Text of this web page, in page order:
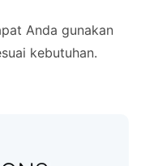
Anda gunakan
kebutuhan.